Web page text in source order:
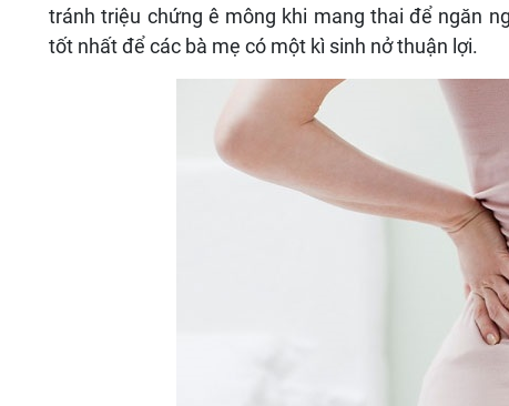
tránh triệu chứng ê mông khi mang thai để ngăn
tốt nhất để các bà mẹ có một kì sinh nở thuận lợi.